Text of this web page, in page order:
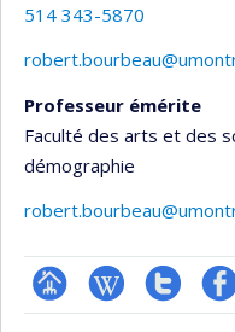
514 343-5870
Professeur émérite
Faculté des arts et des
démographie
Page Wiki
Compte